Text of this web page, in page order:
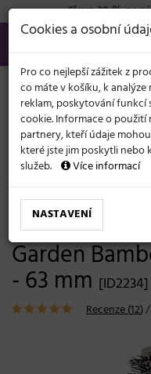
Sleva 20 %na
566 440 099
Po−pá: 8−17
Vše o
KATEGORIE
MENU
Kadeřnické potřeby
Kulatý
Garden
- 63 mm [ID2234]
Recenze (12)/
Cookies a osobní
Pro co nejlepší zážitek z
co máte v košíku, k
reklam, poskytování
cookie. Informace o použití
partnery, kteří údaje
které jste jim poskytli nebo
služeb.
Více informací
NASTAVENÍ